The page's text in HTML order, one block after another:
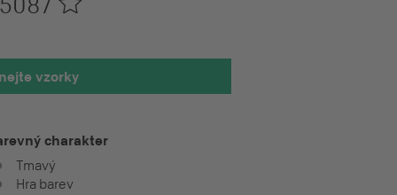
vzorky
charakter
Tmavý
Hra barev